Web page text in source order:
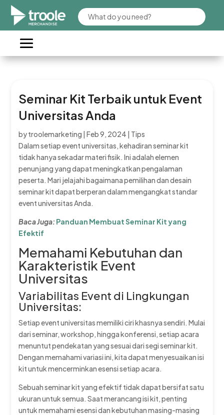
Seminar Kit Terbaik untuk Event
Universitas Anda
bytroolemarketing |Feb 9, 2024 | Tips
Dalam setiap event universitas, kehadiran seminar kit
tidak hanya sekadar materi fisik. Ini adalah elemen
penunjang yang dapat meningkatkan pengalaman
peserta. Mari jelajahi bagaimana pemilihan dan desain
seminar kit dapat berperan dalam mengangkat standar
event universitas Anda.
Baca Juga: Panduan Membuat Seminar Kit yang
Efektif
Memahami Kebutuhan dan
Karakteristik Event
Universitas
Variabilitas Event di Lingkungan
Universitas:
Setiap event universitas memiliki ciri khasnya sendiri. Mulai
dari seminar, workshop, hingga konferensi, setiap acara
menuntut pendekatan yang sesuai dari segi seminar kit.
Dengan memahami variasi ini, kita dapat menyesuaikan isi
kit untuk mencerminkan esensi setiap acara.
Sebuah seminar kit yang efektif tidak dapat bersifat satu
ukuran untuk semua. Saat merancang isi kit, penting
untuk memahami esensi dan kebutuhan masing-masing